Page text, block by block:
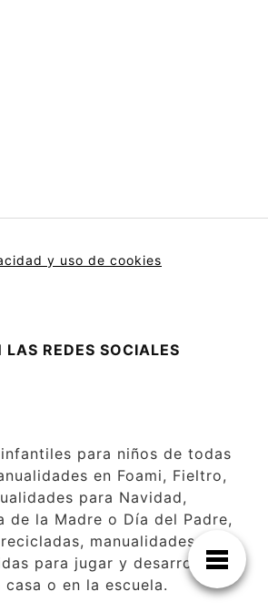
y uso de cookies
LAS REDES SOCIALES
para niños de todas
en Foami, Fieltro,
para Navidad,
de la Madre o Día del Padre,
manualidades
para jugar y desarrollar la
o en la escuela.